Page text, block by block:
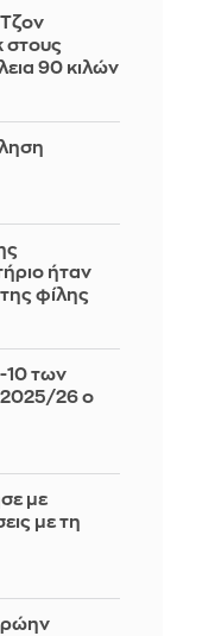
στους
90 κιλών
ήταν
φίλης
10 των
2025/26 ο
με
με τη